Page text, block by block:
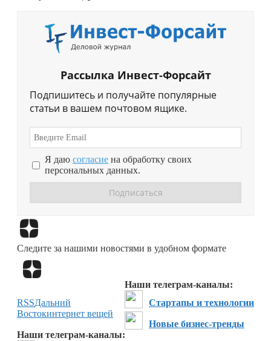
Рассылка Инвест-Форсайт
Подпишитесь и получайте популярные
статьи в вашем почтовом ящике.
Я даю согласие на обработку своих
персональных данных.
Следите за нашими новостями в удобном формате
Наши телеграм-каналы:
Стартапы и технологии
Новые бизнес-тренды
Наши телеграм-каналы:
RSSДальний
Востокинтернет вещей